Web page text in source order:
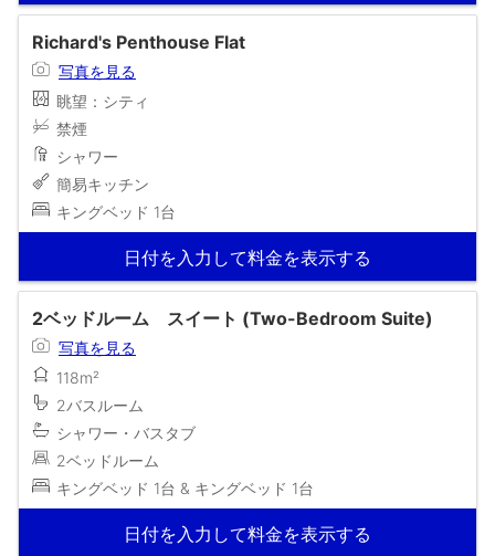
Richard's Penthouse Flat
写真を見る
眺望：シティ
禁煙
シャワー
簡易キッチン
キングベッド 1台
日付を入力して料金を表示する
2ベッドルーム スイート (Two-Bedroom Suite)
写真を見る
118m²
2バスルーム
シャワー・バスタブ
2ベッドルーム
キングベッド 1台 & キングベッド 1台
日付を入力して料金を表示する